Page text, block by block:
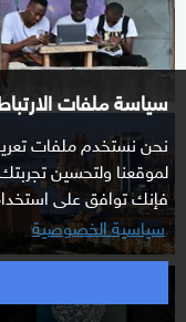
سياسة ملفات
نحن نستخدم ملفات
لموقعنا ولتحسين
فإنك توافق على
سياسية الخصوصية